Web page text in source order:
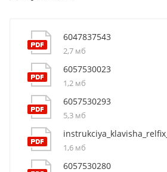
6047837543
2,7 мб
6057530023
1,2 мб
6057530293
5,3 мб
1,6 мб
6057530280